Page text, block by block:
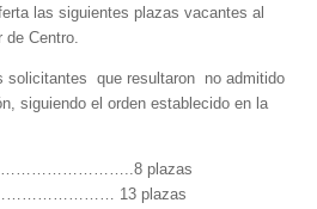
las siguientes plazas vacantes al
de Centro.
solicitantes que resultaron no admitido
siguiendo el orden establecido en la
plazas
13 plazas